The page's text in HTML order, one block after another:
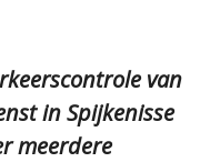
van
in Spijkenisse
meerdere